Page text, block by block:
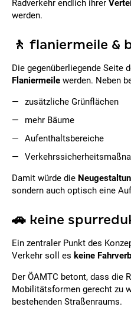
Radverkehr endlich ihrer
werden.
🚶 flaniermeile &
Die gegenüberliegende Seite
Flaniermeile werden. Neben
zusätzliche Grünflächen
mehr Bäume
Aufenthaltsbereiche
Damit würde die
sondern auch optisch eine
🚗 keine
Ein zentraler Punkt des
Verkehr soll es keine
Der ÖAMTC betont, dass die
Mobilitätsformen gerecht zu
bestehenden Straßenraums.